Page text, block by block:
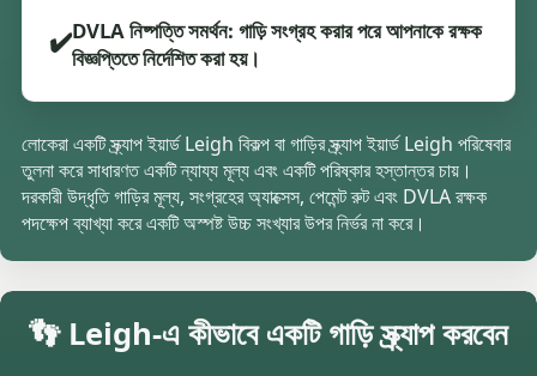
✔️DVLA নিষ্পত্তি সমর্থন: গাড়ি সংগ্রহ করার পরে আপনাকে রক্ষক
বিজ্ঞপ্তিতে নির্দেশিত করা হয়।
লোকেরা একটি স্ক্র্যাপ ইয়ার্ড Leigh বিকল্প বা গাড়ির স্ক্র্যাপ ইয়ার্ড Leigh পরিষেবার
তুলনা করে সাধারণত একটি ন্যায্য মূল্য এবং একটি পরিষ্কার হস্তান্তর চায়।
দরকারী উদ্ধৃতি গাড়ির মূল্য, সংগ্রহের অ্যাক্সেস, পেমেন্ট রুট এবং DVLA রক্ষক
পদক্ষেপ ব্যাখ্যা করে একটি অস্পষ্ট উচ্চ সংখ্যার উপর নির্ভর না করে।
👣 Leigh-এ কীভাবে একটি গাড়ি স্ক্র্যাপ করবেন